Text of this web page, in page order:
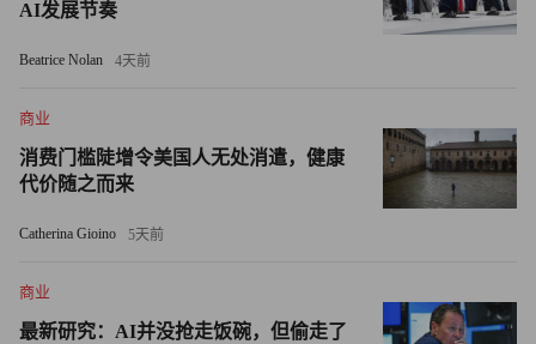
希尔表示：“那些科学家原本只能被动地等待其他人取得突
破，使他们能够在其基础上继续研究。这种情况在科学领域
在AlphaFold2问世后，这些研究人员得以利用人工智能预测
蛋白质的结构，然后使用该信息来指导有关其功能的后续实
验。他们的研究成果最终发表在生物学的顶级期刊《细胞》
上。
希尔和斯坦观察到这在整个领域都成为一种普遍的趋势。
AI发展节奏
Beatrice Nolan 4天前
商业
消费门槛陡增令美国人无处消遣，健康
代价随之而来
Catherina Gioino 5天前
商业
最新研究：AI并没抢走饭碗，但偷走了